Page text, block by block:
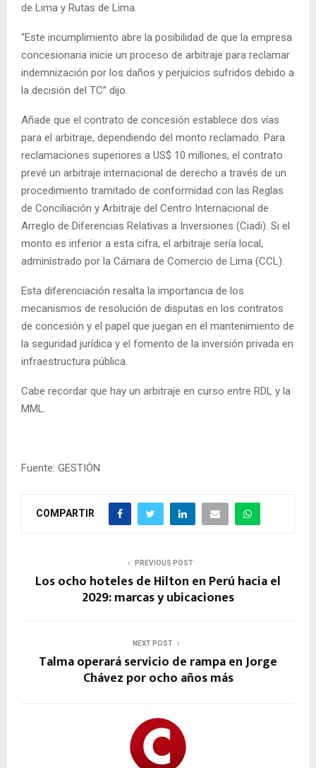
de Lima y Rutas de Lima.
“Este incumplimiento abre la posibilidad de que la empresa
concesionaria inicie un proceso de arbitraje para reclamar
indemnización por los daños y perjuicios sufridos debido a
la decisión del TC” dijo.
Añade que el contrato de concesión establece dos vías
para el arbitraje, dependiendo del monto reclamado. Para
reclamaciones superiores a US$ 10 millones, el contrato
prevé un arbitraje internacional de derecho a través de un
procedimiento tramitado de conformidad con las Reglas
de Conciliación y Arbitraje del Centro Internacional de
Arreglo de Diferencias Relativas a Inversiones (Ciadi). Si el
monto es inferior a esta cifra, el arbitraje sería local,
administrado por la Cámara de Comercio de Lima (CCL).
Esta diferenciación resalta la importancia de los
mecanismos de resolución de disputas en los contratos
de concesión y el papel que juegan en el mantenimiento de
la seguridad jurídica y el fomento de la inversión privada en
infraestructura pública.
Cabe recordar que hay un arbitraje en curso entre RDL y la
MML.
Fuente: GESTIÓN
COMPARTIR
PREVIOUS POST
Los ocho hoteles de Hilton en Perú hacia el
2029: marcas y ubicaciones
NEXT POST
Talma operará servicio de rampa en Jorge
Chávez por ocho años más